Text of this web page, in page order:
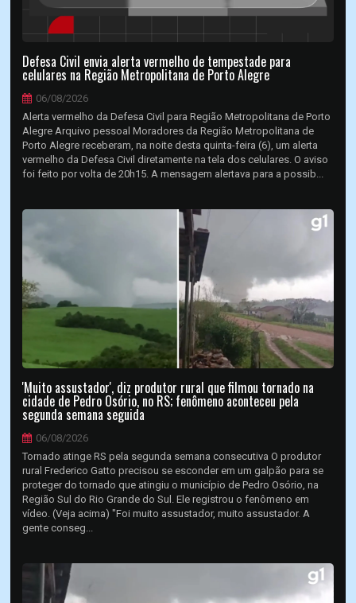
Defesa Civil envia alerta vermelho de tempestade para
celulares na Região Metropolitana de Porto Alegre
06/08/2026
Alerta vermelho da Defesa Civil para Região Metropolitana de Porto
Alegre Arquivo pessoal Moradores da Região Metropolitana de
Porto Alegre receberam, na noite desta quinta-feira (6), um alerta
vermelho da Defesa Civil diretamente na tela dos celulares. O aviso
foi feito por volta de 20h15. A mensagem alertava para a possib...
'Muito assustador', diz produtor rural que filmou tornado na
cidade de Pedro Osório, no RS; fenômeno aconteceu pela
segunda semana seguida
06/08/2026
Tornado atinge RS pela segunda semana consecutiva O produtor
rural Frederico Gatto precisou se esconder em um galpão para se
proteger do tornado que atingiu o município de Pedro Osório, na
Região Sul do Rio Grande do Sul. Ele registrou o fenômeno em
vídeo. (Veja acima) "Foi muito assustador, muito assustador. A
gente conseg...